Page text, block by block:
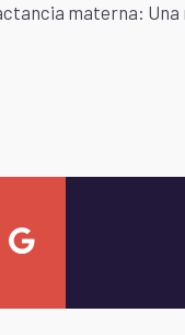
materna: